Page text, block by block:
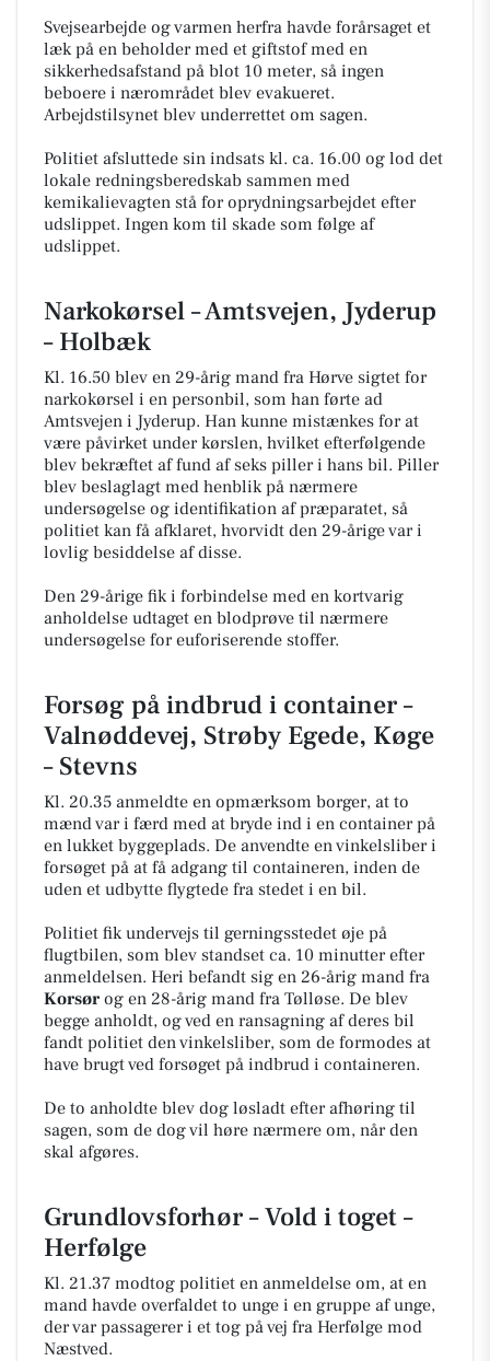
Svejsearbejde og varmen herfra havde forårsaget et
læk på en beholder med et giftstof med en
sikkerhedsafstand på blot 10 meter, så ingen
beboere i nærområdet blev evakueret.
Arbejdstilsynet blev underrettet om sagen.
Politiet afsluttede sin indsats kl. ca. 16.00 og lod det
lokale redningsberedskab sammen med
kemikalievagten stå for oprydningsarbejdet efter
udslippet. Ingen kom til skade som følge af
udslippet.
Narkokørsel – Amtsvejen, Jyderup
– Holbæk
Kl. 16.50 blev en 29-årig mand fra Hørve sigtet for
narkokørsel i en personbil, som han førte ad
Amtsvejen i Jyderup. Han kunne mistænkes for at
være påvirket under kørslen, hvilket efterfølgende
blev bekræftet af fund af seks piller i hans bil. Piller
blev beslaglagt med henblik på nærmere
undersøgelse og identifikation af præparatet, så
politiet kan få afklaret, hvorvidt den 29-årige var i
lovlig besiddelse af disse.
Den 29-årige fik i forbindelse med en kortvarig
anholdelse udtaget en blodprøve til nærmere
undersøgelse for euforiserende stoffer.
Forsøg på indbrud i container –
Valnøddevej, Strøby Egede, Køge
– Stevns
Kl. 20.35 anmeldte en opmærksom borger, at to
mænd var i færd med at bryde ind i en container på
en lukket byggeplads. De anvendte en vinkelsliber i
forsøget på at få adgang til containeren, inden de
uden et udbytte flygtede fra stedet i en bil.
Politiet fik undervejs til gerningsstedet øje på
flugtbilen, som blev standset ca. 10 minutter efter
anmeldelsen. Heri befandt sig en 26-årig mand fra
Korsør og en 28-årig mand fra Tølløse. De blev
begge anholdt, og ved en ransagning af deres bil
fandt politiet den vinkelsliber, som de formodes at
have brugt ved forsøget på indbrud i containeren.
De to anholdte blev dog løsladt efter afhøring til
sagen, som de dog vil høre nærmere om, når den
skal afgøres.
Grundlovsforhør – Vold i toget –
Herfølge
Kl. 21.37 modtog politiet en anmeldelse om, at en
mand havde overfaldet to unge i en gruppe af unge,
der var passagerer i et tog på vej fra Herfølge mod
Næstved.